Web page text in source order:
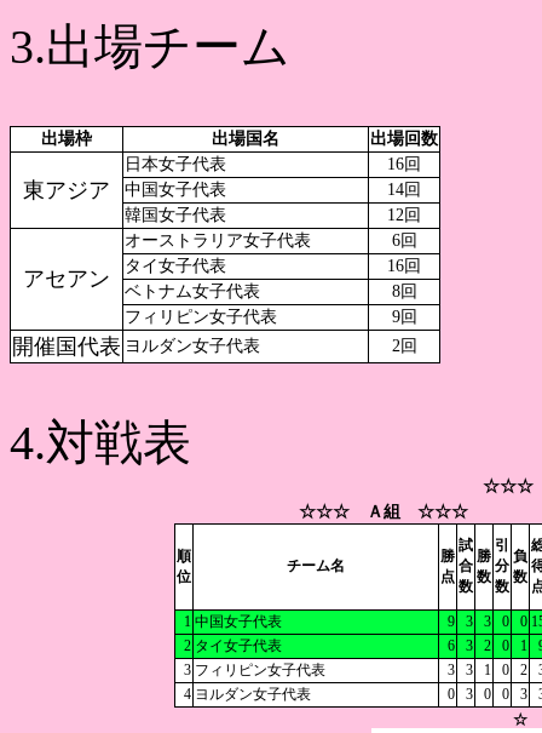
3.出場チーム
出場枠 出場国名 出場回数
東アジア
日本女子代表
16回
中国女子代表
14回
韓国女子代表
12回
アセアン
オーストラリア女子代表
6回
タイ女子代表
16回
ベトナム女子代表
8回
フィリピン女子代表
9回
開催国代表 ヨルダン女子代表 2回
4.対戦表
☆☆☆
☆☆☆ Ａ組 ☆☆☆
順
位
チーム名
勝
点
試
合
数
勝
数
引
分
数
負
数
1 中国女子代表 9 3 3 0 0
2 タイ女子代表 6 3 2 0 1
3 フィリピン女子代表 3 3 1 0 2
4 ヨルダン女子代表 0 3 0 0 3
☆